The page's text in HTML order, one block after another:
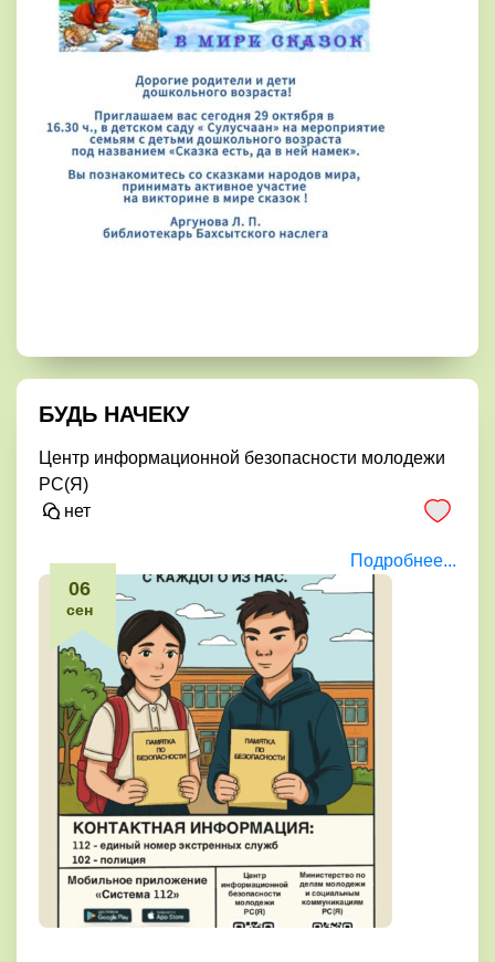
06
сен
БУДЬ НАЧЕКУ
Центр информационной безопасности молодежи
РС(Я)
нет
Подробнее...